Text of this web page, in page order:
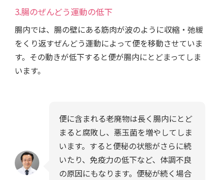
3.腸のぜんどう運動の低下
腸内では、腸の壁にある筋肉が波のように収縮・弛緩
をくり返すぜんどう運動によって便を移動させていま
す。その動きが低下すると便が腸内にとどまってしま
います。
便に含まれる老廃物は長く腸内にとど
まると腐敗し、悪玉菌を増やしてしま
います。すると便秘の状態がさらに続
いたり、免疫力の低下など、体調不良
の原因にもなります。便秘が続く場合